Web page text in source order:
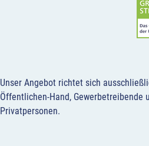
Unser Angebot richtet sich
Öffentlichen-Hand, Gewerbetreibende
Privatpersonen.